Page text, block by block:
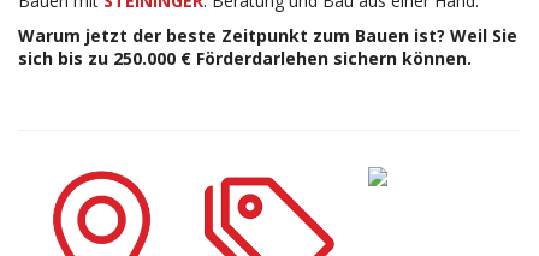
FRIESHEIM
AN DEN WEICHSER BREITEN
DATENSCHUTZ
Warum jetzt der beste Zeitpunkt zum Bauen ist? Weil Sie
sich bis zu 250.000 € Förderdarlehen sichern können.